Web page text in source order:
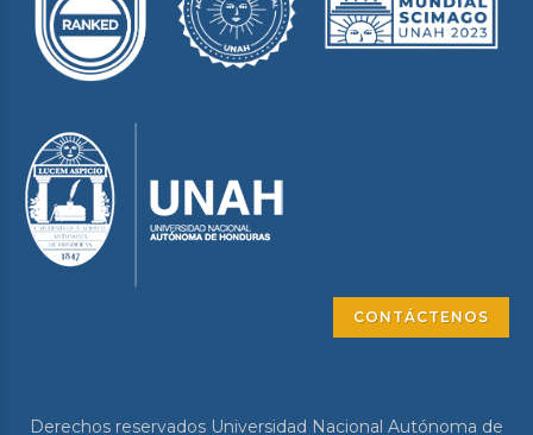
CONTÁCTENOS
Derechos reservados Universidad Nacional Autónoma de